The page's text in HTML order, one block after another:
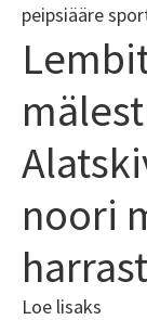
peipsiääre
noori
Loe lisaks